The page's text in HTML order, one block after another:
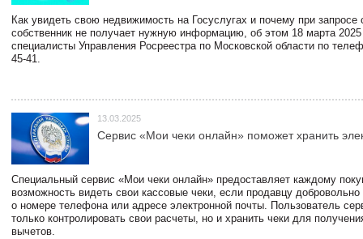
Как увидеть свою недвижимость на Госуслугах и почему при запросе
собственник не получает нужную информацию, об этом 18 марта 2025
специалисты Управления Росреестра по Московской области по
45-41.
13.03.2025
Сервис «Мои чеки онлайн» поможет хранить
Специальный сервис «Мои чеки онлайн» предоставляет каждому
возможность видеть свои кассовые чеки, если продавцу
о номере телефона или адресе электронной почты. Пользователь
только контролировать свои расчеты, но и хранить чеки для
вычетов.